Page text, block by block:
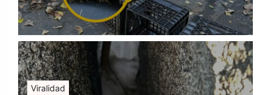
Viralidad